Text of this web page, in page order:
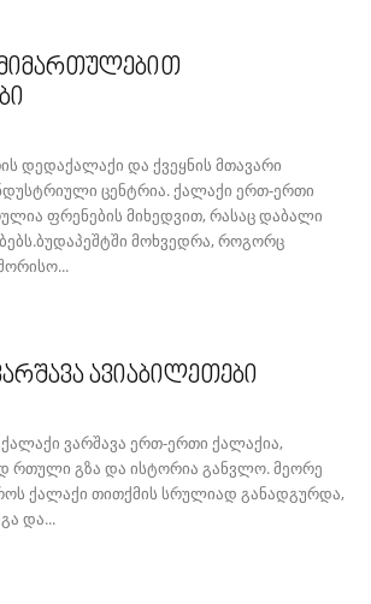
დედაქალაქი და ქვეყნის მთავარი
ცენტრია. ქალაქი ერთ-ერთი
ფრენების მიხედვით, რასაც დაბალი
მოხვედრა, როგორც
ავიაბილეთები
ვარშავა ერთ-ერთი ქალაქია,
რთული გზა და ისტორია განვლო. მეორე
ქალაქი თითქმის სრულიად განადგურდა,
და...